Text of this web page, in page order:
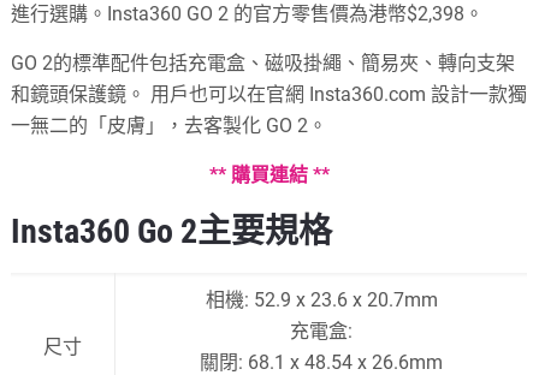
進行選購。Insta360 GO 2 的官方零售價為港幣$2,398。
GO 2的標準配件包括充電盒、磁吸掛繩、簡易夾、轉向支架
和鏡頭保護鏡。 用戶也可以在官網 Insta360.com 設計一款獨
一無二的「皮膚」，去客製化 GO 2。
** 購買連結 **
Insta360 Go 2主要規格
尺寸
相機: 52.9 x 23.6 x 20.7mm
充電盒:
關閉: 68.1 x 48.54 x 26.6mm